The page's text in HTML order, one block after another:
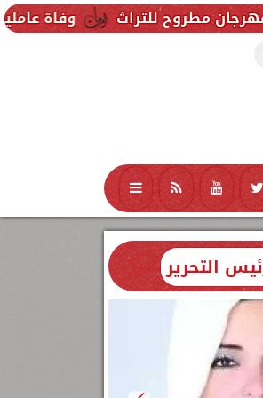
وفاة عاملين متأثرين
منوعات محافظات
التحرير